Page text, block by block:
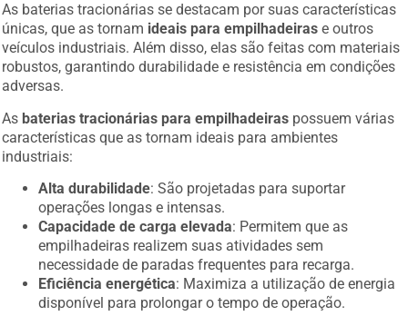
As baterias tracionárias se destacam por suas características
únicas, que as tornam ideais para empilhadeiras e outros
veículos industriais. Além disso, elas são feitas com materiais
robustos, garantindo durabilidade e resistência em condições
adversas.
As baterias tracionárias para empilhadeiras possuem várias
características que as tornam ideais para ambientes
industriais:
Alta durabilidade: São projetadas para suportar
operações longas e intensas.
Capacidade de carga elevada: Permitem que as
empilhadeiras realizem suas atividades sem
necessidade de paradas frequentes para recarga.
Eficiência energética: Maximiza a utilização de energia
disponível para prolongar o tempo de operação.